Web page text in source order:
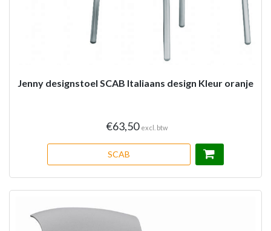
Jenny designstoel SCAB Italiaans design Kleur oranje
€63,50 excl. btw
SCAB